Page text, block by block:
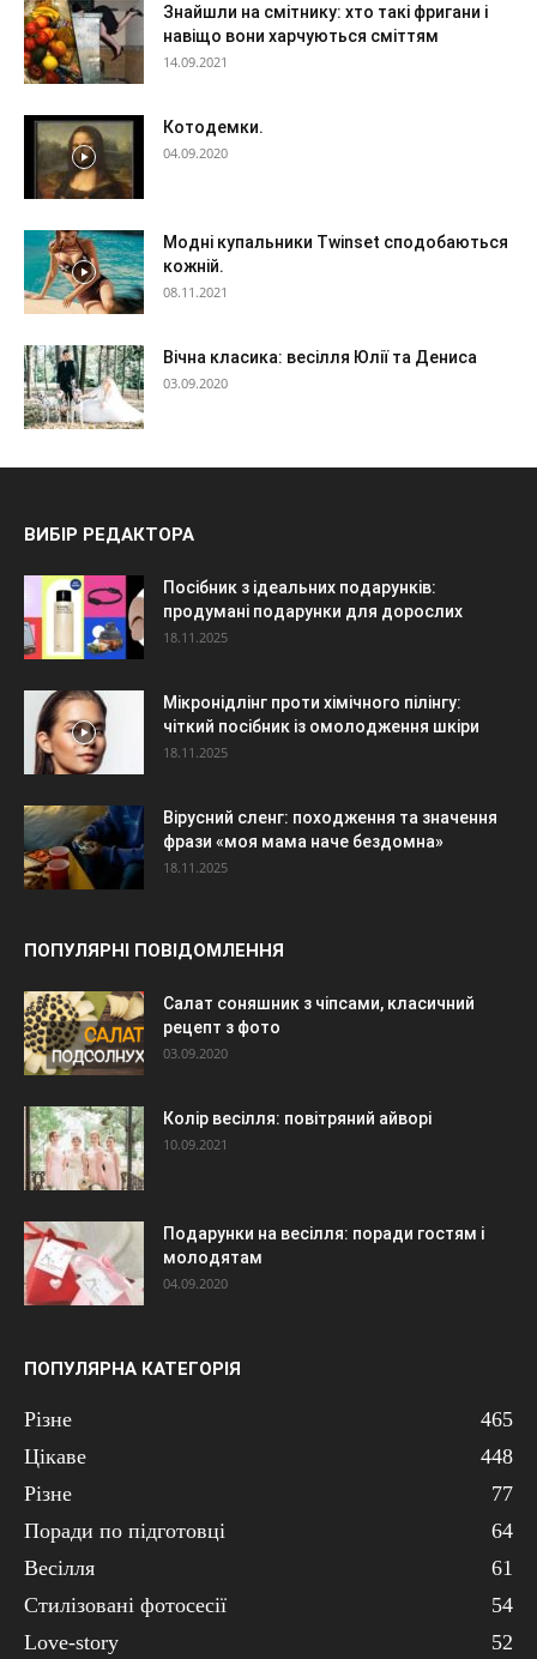
Знайшли на смітнику: хто такі фригани і
навіщо вони харчуються сміттям
14.09.2021
Котодемки.
04.09.2020
Модні купальники Twinset сподобаються
кожній.
08.11.2021
Вічна класика: весілля Юлії та Дениса
03.09.2020
ВИБІР РЕДАКТОРА
Посібник з ідеальних подарунків:
продумані подарунки для дорослих
18.11.2025
Мікронідлінг проти хімічного пілінгу:
чіткий посібник із омолодження шкіри
18.11.2025
Вірусний сленг: походження та значення
фрази «моя мама наче бездомна»
18.11.2025
ПОПУЛЯРНІ ПОВІДОМЛЕННЯ
Салат соняшник з чіпсами, класичний
рецепт з фото
03.09.2020
Колір весілля: повітряний айворі
10.09.2021
Подарунки на весілля: поради гостям і
молодятам
04.09.2020
ПОПУЛЯРНА КАТЕГОРІЯ
Різне
465
Цікаве
448
Різне
77
Поради по підготовці
64
Весілля
61
Стилізовані фотосесії
54
Love-story
52